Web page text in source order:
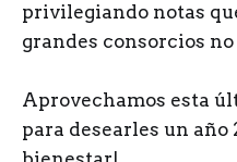
privilegiando notas
grandes consorcios
Aprovechamos esta
para desearles un año